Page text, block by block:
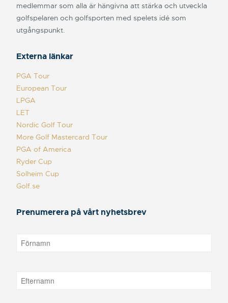
medlemmar som alla är hängivna att stärka och utveckla
golfspelaren och golfsporten med spelets idé som
utgångspunkt.
Externa länkar
PGA Tour
European Tour
LPGA
LET
Nordic Golf Tour
More Golf Mastercard Tour
PGA of America
Ryder Cup
Solheim Cup
Golf.se
Prenumerera på vårt nyhetsbrev